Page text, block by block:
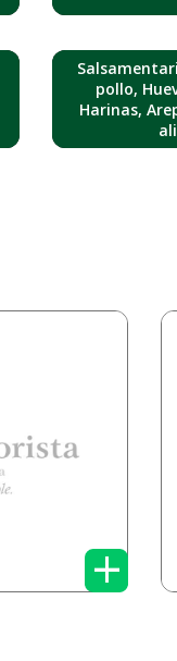
pollo,
Harinas,
+